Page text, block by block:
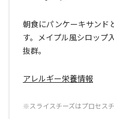
朝食にパンケーキサンド
す。メイプル風シロップ
抜群。
アレルギー栄養情報
※スライスチーズはプロセスチ